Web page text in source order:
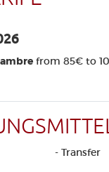
from 85€ to
- Transfer